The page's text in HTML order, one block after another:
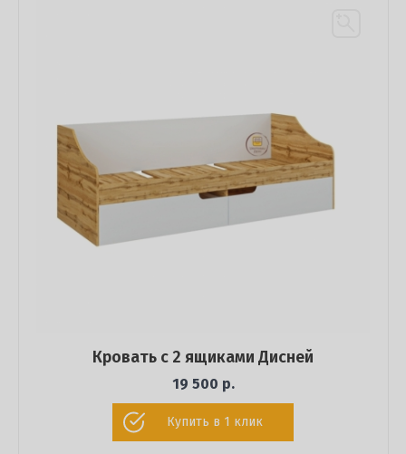
Кровать с 2 ящиками Дисней
19 500 р.
Купить в 1 клик